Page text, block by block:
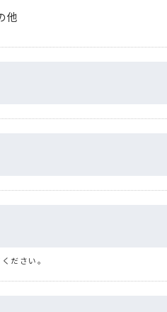
他
ださい。